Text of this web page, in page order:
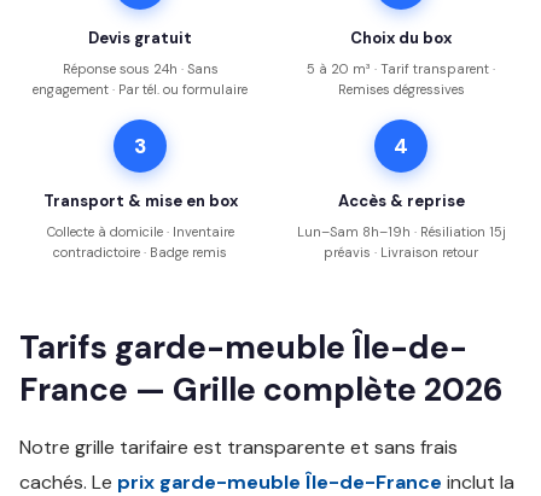
Devis gratuit
Réponse sous 24h · Sans
engagement · Par tél. ou formulaire
Choix du box
5 à 20 m³ · Tarif transparent ·
Remises dégressives
3
Transport & mise en box
Collecte à domicile · Inventaire
contradictoire · Badge remis
4
Accès & reprise
Lun–Sam 8h–19h · Résiliation 15j
préavis · Livraison retour
Tarifs garde-meuble Île-de-
France — Grille complète 2026
Notre grille tarifaire est transparente et sans frais
cachés. Le prix garde-meuble Île-de-France inclut la